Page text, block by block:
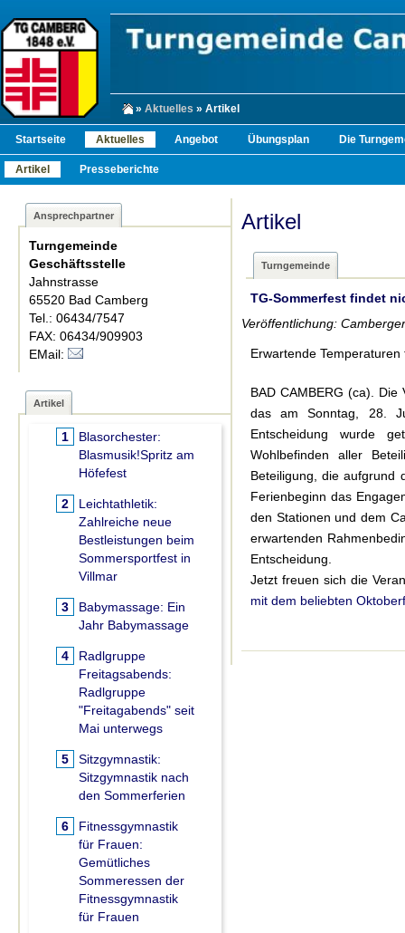
» Aktuelles » Artikel
Startseite Aktuelles Angebot Übungsplan Die
Artikel Presseberichte
Ansprechpartner
Turngemeinde
Geschäftsstelle
Jahnstrasse
65520 Bad Camberg
Tel.: 06434/7547
FAX: 06434/909903
EMail:
Artikel
1
Blasorchester:
Blasmusik!Spritz am
Höfefest
2
Leichtathletik:
Zahlreiche neue
Bestleistungen beim
Sommersportfest in
Villmar
3 Babymassage: Ein
Jahr Babymassage
4
Radlgruppe
Freitagsabends:
Radlgruppe
"Freitagabends" seit
Mai unterwegs
5
Sitzgymnastik:
Sitzgymnastik nach
den Sommerferien
6
Fitnessgymnastik
für Frauen:
Gemütliches
Sommeressen der
Fitnessgymnastik
für Frauen
Artikel
Turngemeinde
TG-Sommerfest findet
Veröffentlichung:
Erwartende
BAD CAMBERG (ca).
das am Sonntag, 28.
Entscheidung wurde
Wohlbefinden aller
Beteiligung, die aufgrund
Ferienbeginn das
den Stationen und dem
erwartenden
Entscheidung.
Jetzt freuen sich die
mit dem beliebten